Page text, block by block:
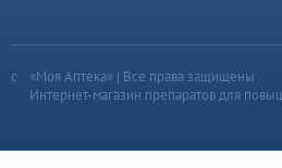
«Моя Аптека» | Все права защищены
Интернет-магазин препаратов для